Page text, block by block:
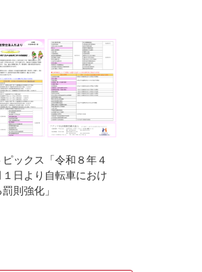
ピックス「令和８年４
１日より自転車におけ
罰則強化」